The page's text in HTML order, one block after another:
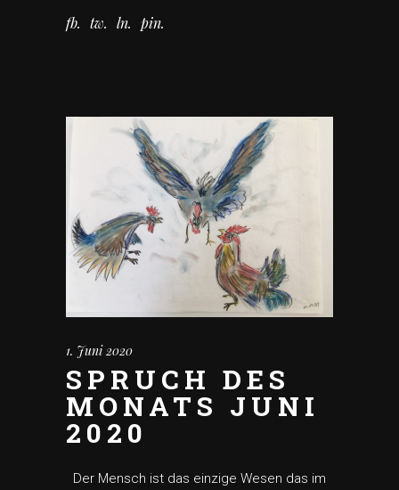
fb tw ln pin
1. Juni 2020
SPRUCH DES
MONATS JUNI
2020
Der Mensch ist das einzige Wesen das im